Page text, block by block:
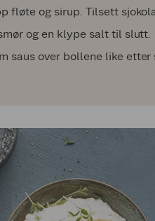
fløte og sirup. Tilsett
og en klype salt til slutt.
saus over bollene like etter